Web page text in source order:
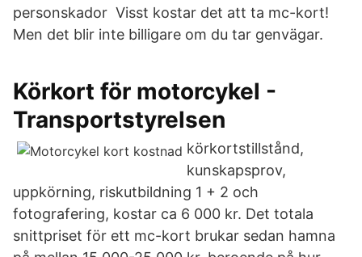
personskador Visst kostar det att ta mc-kort!
Men det blir inte billigare om du tar genvägar.
Körkort för motorcykel -
Transportstyrelsen
körkortstillstånd,
kunskapsprov,
uppkörning, riskutbildning 1 + 2 och
fotografering, kostar ca 6 000 kr. Det totala
snittpriset för ett mc-kort brukar sedan hamna